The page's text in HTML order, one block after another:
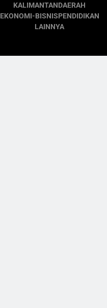
KALIMANTANDAERAH
EKONOMI-BISNISPENDIDIKAN
LAINNYA